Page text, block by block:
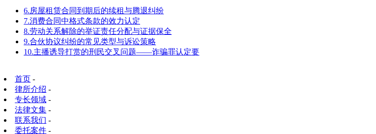
6.房屋租赁合同到期后的续租与腾退纠纷
7.消费合同中格式条款的效力认定
8.劳动关系解除的举证责任分配与证据保全
9.合伙协议纠纷的常见类型与诉讼策略
10.主播诱导打赏的刑民交叉问题——诈骗罪认定要
首页 -
律所介绍 -
专长领域 -
法律文集 -
联系我们 -
委托案件 -